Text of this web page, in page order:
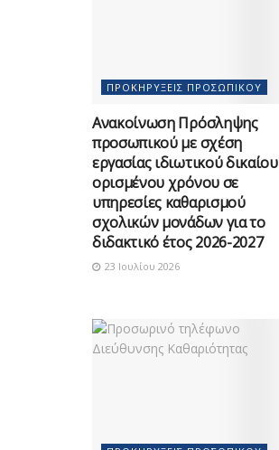
ΠΡΟΚΗΡΎΞΕΙΣ ΠΡΟΣΩΠΙΚΟΎ
Ανακοίνωση Πρόσληψης
προσωπικού με σχέση
εργασίας ιδιωτικού δικαίου
ορισμένου χρόνου σε
υπηρεσίες καθαρισμού
σχολικών μονάδων για το
διδακτικό έτος 2026-2027
23 Ιουλίου 2026